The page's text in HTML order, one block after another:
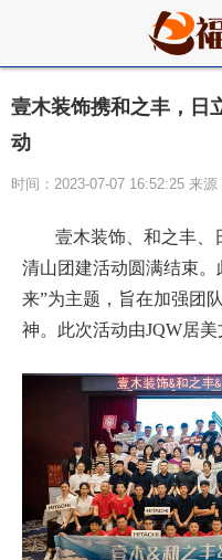
壹木装饰携和之丰，日
动
时间：2023-07-07 16:52:25 来源
壹木装饰、和之丰、
清山团建活动圆满结束
来”为主题，旨在加强团
神。此次活动由JQW居美